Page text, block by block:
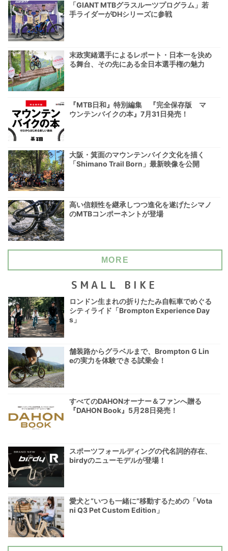
「GIANT MTBグラスルーツプログラム」若
手ライダーがDHシリーズに参戦
末政実緒選手によるレポート・日本一を決め
る舞台、その先にある全日本選手権の魅力
『MTB日和』特別編集 『完全保存版 マ
ウンテンバイクの本』7月31日発売！
大阪・箕面のマウンテンバイク文化を描く
「Shimano Trail Born」最新映像を公開
高い信頼性を継承しつつ進化を遂げたシマノ
のMTBコンポーネントが登場
MORE
SMALL BIKE
ロンドン生まれの折りたたみ自転車でめぐる
シティライド「Brompton Experience Day
s」
舗装路からグラベルまで、Brompton G Lin
eの実力を体験できる試乗会！
すべてのDAHONオーナー＆ファンへ贈る
『DAHON Book』5月28日発売！
スポーツフォールディングの代名詞的存在、
birdyのニューモデルが登場！
愛犬と“いつも一緒に”移動するための「Vota
ni Q3 Pet Custom Edition」